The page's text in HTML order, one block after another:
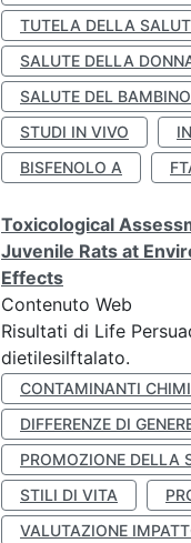
TUTELA DELLA
SALUTE DELLA
SALUTE DEL BAMBINO
STUDI IN VIVO
BISFENOLO A
Toxicological
Juvenile Rats at
Effects
Contenuto Web
Risultati di Life
dietilesilftalato.
CONTAMINANTI
DIFFERENZE DI
PROMOZIONE DELLA
STILI DI VITA
VALUTAZIONE